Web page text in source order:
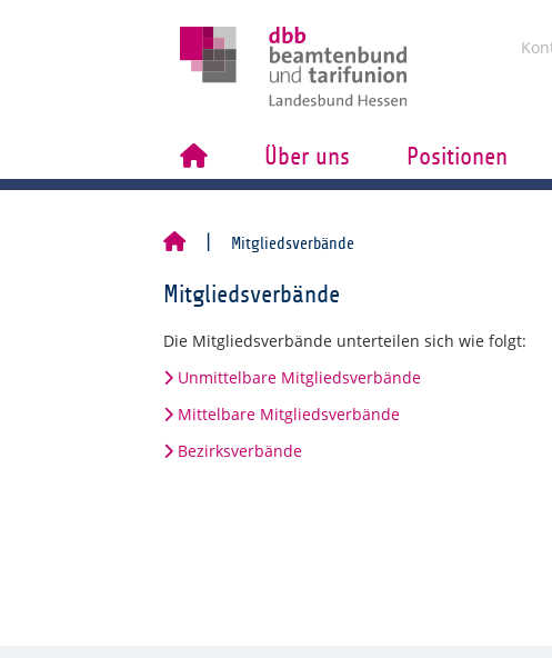
Über uns Positionen
Mitgliedsverbände
Mitgliedsverbände
Die Mitgliedsverbände unterteilen sich wie folgt:
Unmittelbare Mitgliedsverbände
Mittelbare Mitgliedsverbände
Bezirksverbände